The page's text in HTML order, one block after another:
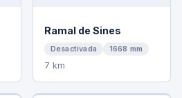
Ramal de Sines
Desactivada 1668 mm
7 km